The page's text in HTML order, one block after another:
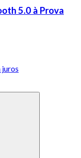
5.0 à Prova
juros